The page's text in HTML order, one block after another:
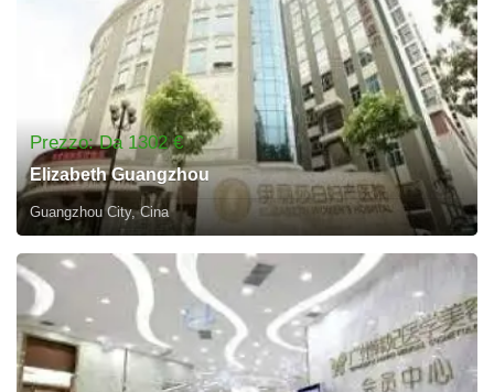
Prezzo: Da 1302 €
Elizabeth Guangzhou
Guangzhou City, Cina